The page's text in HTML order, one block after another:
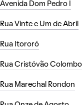
Avenida Dom Pedro I
Rua Vinte e Um de Abril
Rua Itororó
Rua Cristóvão Colombo
Rua Marechal Rondon